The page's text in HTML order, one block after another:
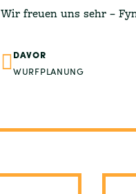
Wir freuen uns sehr –
DAVOR
WURFPLANUNG